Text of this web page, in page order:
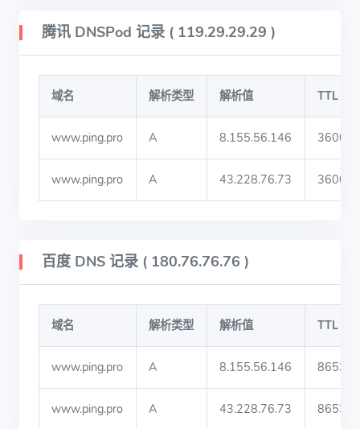
腾讯 DNSPod 记录 ( 119.29.29.29 )
域名 解析类型 解析值 TTL
www.ping.pro A 8.155.56.146 3600
www.ping.pro A 43.228.76.73 3600
百度 DNS 记录 ( 180.76.76.76 )
域名 解析类型 解析值 TTL
www.ping.pro A 8.155.56.146 86530
www.ping.pro A 43.228.76.73 86530